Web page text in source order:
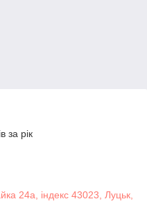
за рік
24а, індекс 43023, Луцьк,